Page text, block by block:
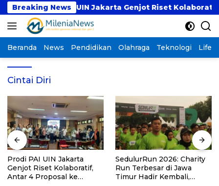
Langsung
ke
konten
Breaking News
Prodi PAI UIN Jakarta Genjot Riset Kolaboratif,
Beranda News Pendidikan Olahraga Teknologi
Cintai Diri
Prodi PAI UIN Jakarta
Genjot Riset Kolaboratif,
Antar 4 Proposal ke
SedulurRun 2026: Charity
Run Terbesar di Jawa
Timur Hadir Kembali,